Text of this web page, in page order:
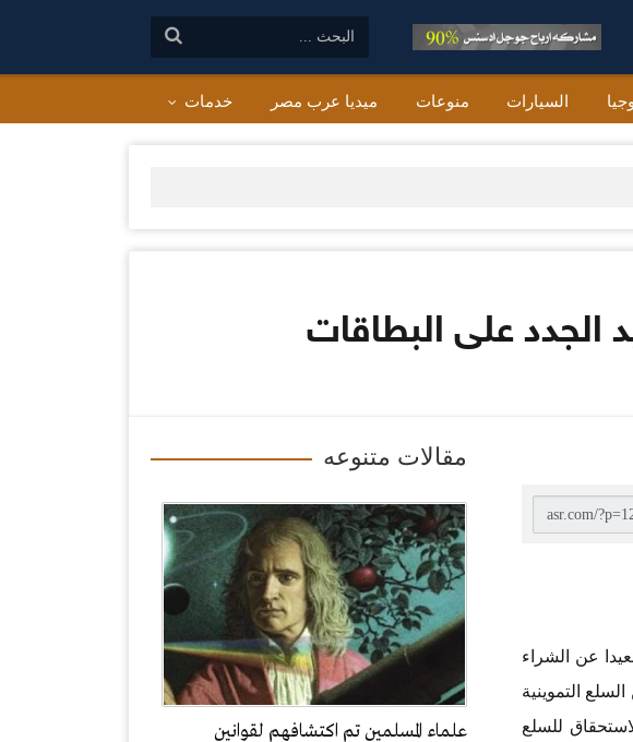
السيارات منوعات ميديا عرب مصر خدمات
الجدد على البطاقات
مقالات متنوعه
علماء المسلمين تم اكتشافهم لقوانين
عن الشراء
التموينية
للسلع